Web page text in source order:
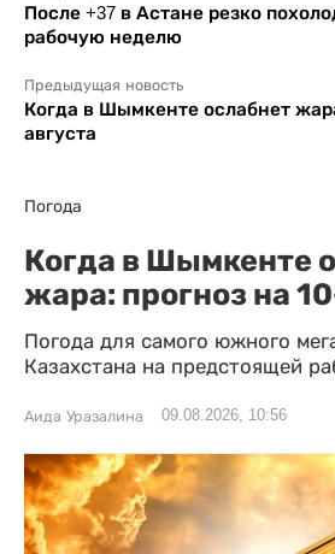
После +37 в Астане резко
рабочую неделю
Предыдущая новость
Когда в Шымкенте ослабнет
августа
Погода
Когда в Шымкенте
жара: прогноз на
Погода для самого южного
Казахстана на предстоящей
Аида Уразалина 09.08.2026, 10:56